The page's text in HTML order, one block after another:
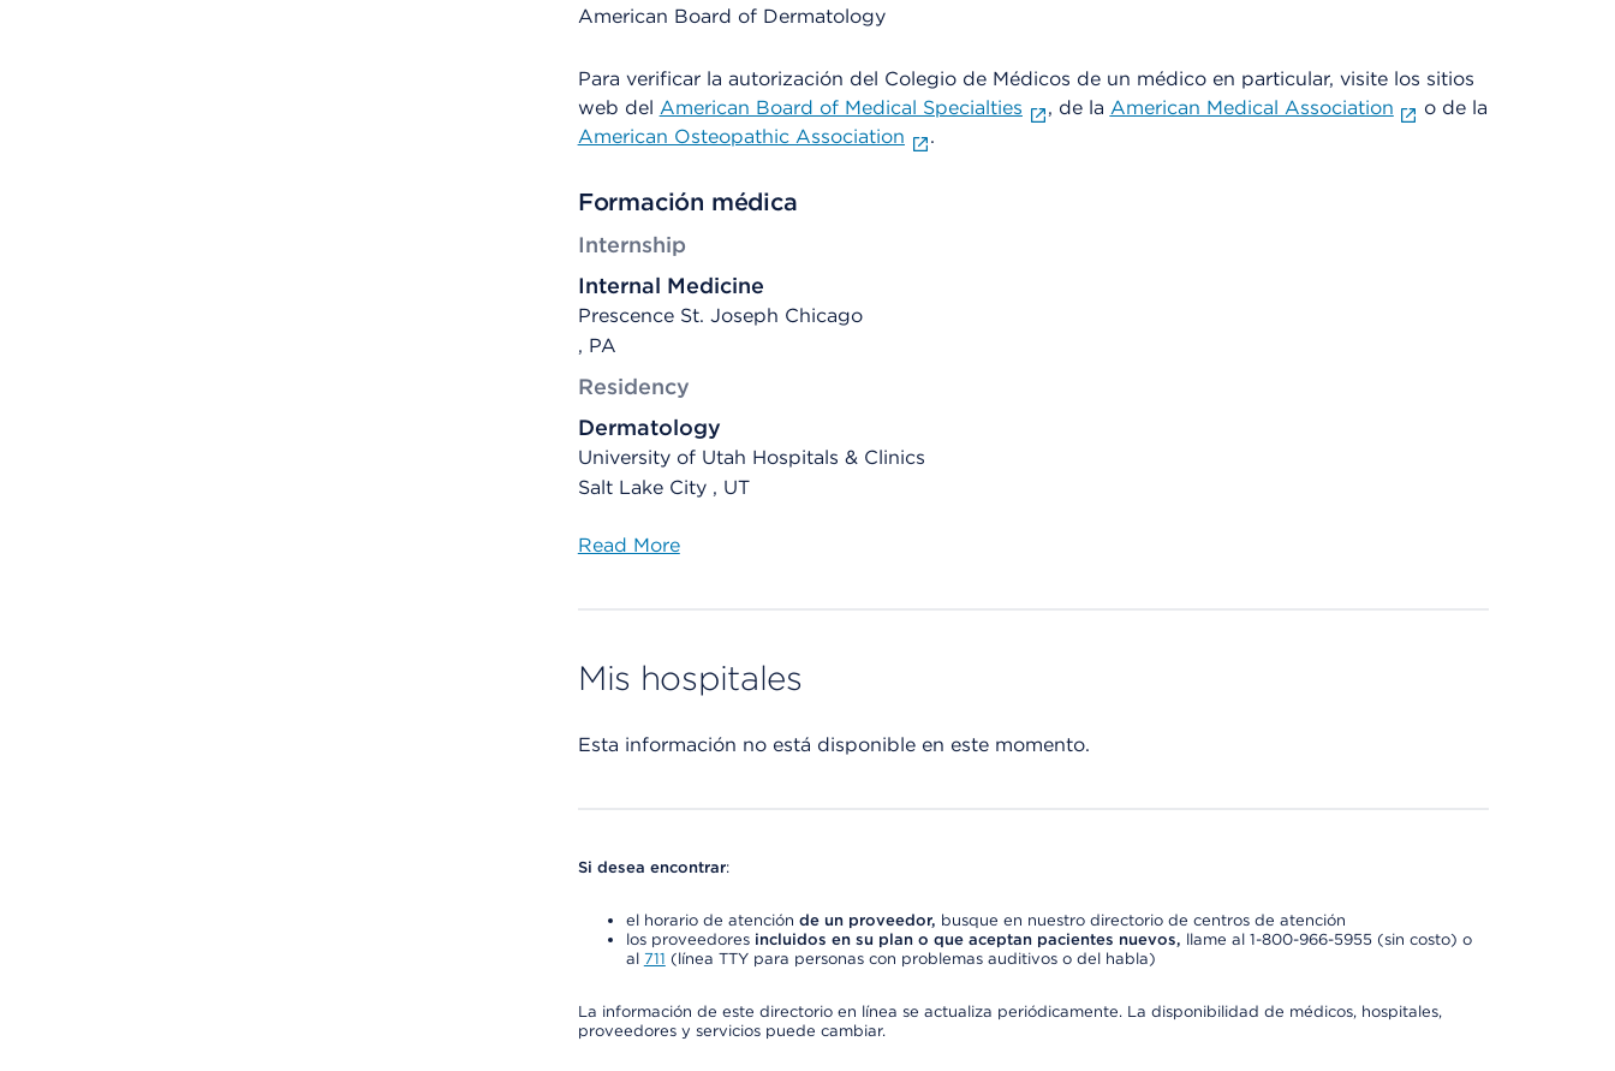
American Board of Dermatology
Para verificar la autorización del Colegio de Médicos de un médico en particular, visite los sitios
web del American Board of Medical Specialties , de la American Medical Association
o de la
American Osteopathic Association
.
Formación médica
Internship
Internal Medicine
Prescence St. Joseph Chicago
, PA
Residency
Dermatology
University of Utah Hospitals & Clinics
Salt Lake City , UT
Read More
Mis hospitales
Esta información no está disponible en este momento.
Si desea encontrar:
el horario de atención de un proveedor, busque en nuestro directorio de centros de atención
los proveedores incluidos en su plan o que aceptan pacientes nuevos, llame al 1-800-966-5955 (sin costo) o
al 711 (línea TTY para personas con problemas auditivos o del habla)
La información de este directorio en línea se actualiza periódicamente. La disponibilidad de médicos, hospitales,
proveedores y servicios puede cambiar.